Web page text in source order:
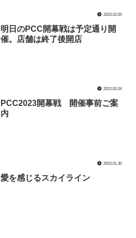
2023.02.05
明日のPCC開幕戦は予定通り開
催。店舗は終了後開店
2023.02.04
PCC2023開幕戦 開催事前ご案
内
2023.01.30
愛を感じるスカイライン